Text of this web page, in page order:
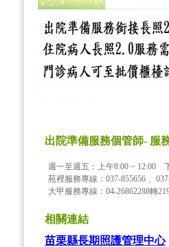
出院準備服務個管師- 服
週一至週五：上午8:00 ~ 12:00
苑裡服務專線：037-855656 、
大甲服務專線：04-26862288轉
相關連結
苗栗縣長期照護管理中心